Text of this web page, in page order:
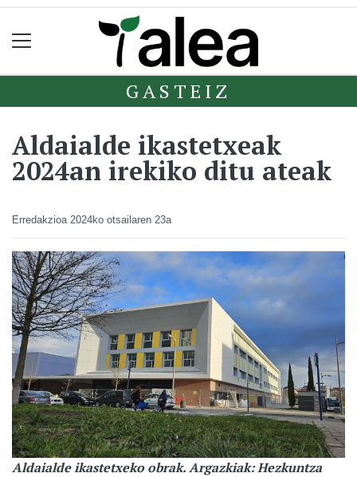
GASTEIZ
Aldaialde ikastetxeak
2024an irekiko ditu ateak
Erredakzioa 2024ko otsailaren 23a
Aldaialde ikastetxeko obrak. Argazkiak: Hezkuntza